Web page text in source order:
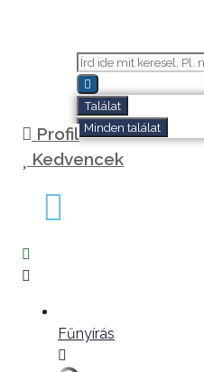
tartalombaSearch
...
Találat
Minden találat
Profil
Kedvencek
Fűnyírás